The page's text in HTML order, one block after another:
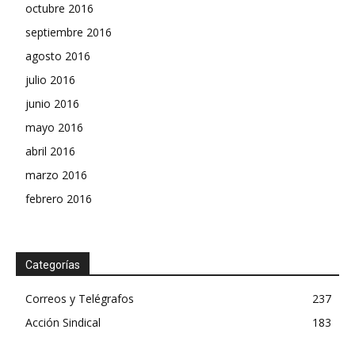
octubre 2016
septiembre 2016
agosto 2016
julio 2016
junio 2016
mayo 2016
abril 2016
marzo 2016
febrero 2016
Categorías
Correos y Telégrafos
237
Acción Sindical
183